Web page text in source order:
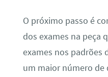
O próximo passo é
dos exames na peça
exames nos padrões
um maior número de